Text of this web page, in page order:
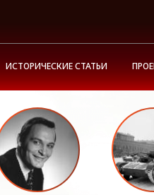
ИСТОРИЧЕСКИЕ СТАТЬИ